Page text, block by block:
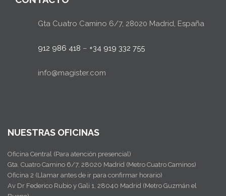
Gta Cuatro Camino 6/7, 28020 Madrid, España
912 986 418 – +34 919 332 755
info@magister.com
NUESTRAS OFICINAS
Oficina Central (Para atención presencial)
Gta. Cuatro Camino 6/7, 28020 Madrid (Metro Cuatro Caminos)
Oficina 2 (Llamar antes de ir para confirmar horario)
Av Dr Federico Rubio y Gali 1, 28040 Madrid (Metro Guzmán el